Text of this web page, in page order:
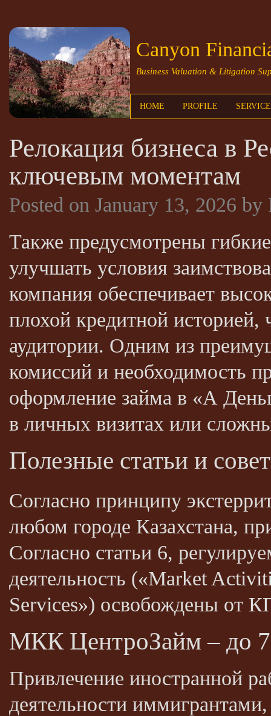
Canyon
Business Valuation & Litigation
HOME PROFILE
Релокация бизнеса в
ключевым моментам
Posted on January 13, 2026 by
Также предусмотрены
улучшать условия
компания обеспечивает
плохой кредитной историей,
аудитории. Одним из
комиссий и необходимость
оформление займа в «А
в личных визитах или
Полезные статьи и
Согласно принципу
любом городе Казахстана,
Согласно статьи 6,
деятельность («Market
Services») освобождены от
МКК ЦентроЗайм – до
Привлечение иностранной
деятельности